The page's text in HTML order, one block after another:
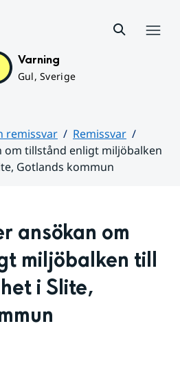
Varning
Gul, Sverige
remissvar
Remissvar
om tillstånd enligt miljöbalken
Gotlands kommun
ansökan om
miljöbalken till
i Slite,